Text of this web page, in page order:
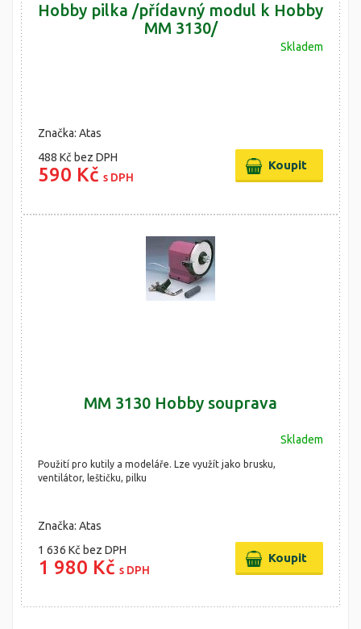
Hobby pilka /přídavný modul k Hobby
MM 3130/
Skladem
Značka: Atas
488 Kč bez DPH
590 Kč s DPH
MM 3130 Hobby souprava
Skladem
Použití pro kutily a modeláře. Lze využít jako brusku,
ventilátor, leštičku, pilku
Značka: Atas
1 636 Kč bez DPH
1 980 Kč s DPH